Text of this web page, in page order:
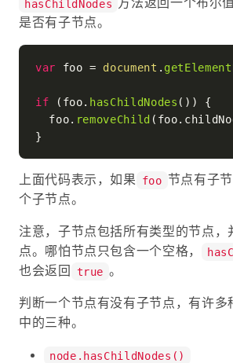
hasChildNodes
是否有子节点。
var foo = document .
if (foo. hasChildNodes ()) {
  foo.
removeChild (foo.
上面代码表示，如果 foo 节点有子
个子节点。
注意，子节点包括所有类型的节点，
点。哪怕节点只包含一个空格，
也会返回
true 。
判断一个节点有没有子节点，有许多
中的三种。
node.hasChildNodes()